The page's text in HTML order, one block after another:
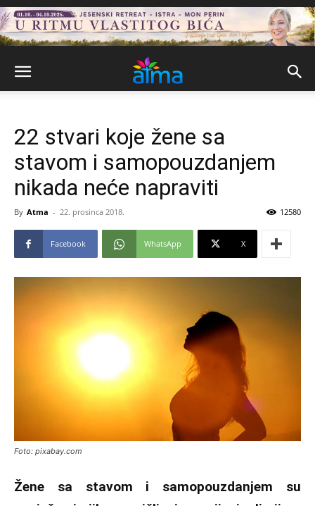
22 stvari koje žene sa
stavom i samopouzdanjem
nikada neće napraviti
By Atma - 22. prosinca 2018. 12580
Facebook WhatsApp X
Foto: pixabay.com
Žene sa stavom i samopouzdanjem su